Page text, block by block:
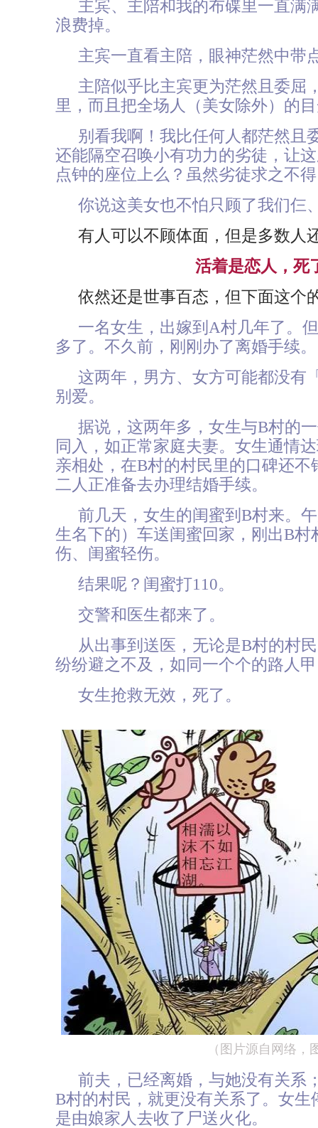
主宾、主陪和我的布碟里一直满
浪费掉。
主宾一直看主陪，眼神茫然中带
主陪似乎比主宾更为茫然且委屈
里，而且把全场人（美女除外）的
别看我啊！我比任何人都茫然且
还能隔空召唤小有功力的劣徒，让
点钟的座位上么？虽然劣徒求之不
你说这美女也不怕只顾了我们仨
有人可以不顾体面，但是多数人
活着是恋人，死
依然还是世事百态，但下面这个
一名女生，出嫁到A村几年了。
多了。不久前，刚刚办了离婚手续。
这两年，男方、女方可能都没有
别爱。
据说，这两年多，女生与B村的
同入，如正常家庭夫妻。女生通情
亲相处，在B村的村民里的口碑还
二人正准备去办理结婚手续。
前几天，女生的闺蜜到B村来。
生名下的）车送闺蜜回家，刚出B
伤、闺蜜轻伤。
结果呢？闺蜜打110。
交警和医生都来了。
从出事到送医，无论是B村的村
纷纷避之不及，如同一个个的路人
女生抢救无效，死了。
（图片源自网络，
前夫，已经离婚，与她没有关系
B村的村民，就更没有关系了。女
是由娘家人去收了尸送火化。